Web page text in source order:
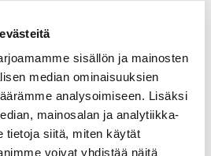
sisällön ja mainosten
median ominaisuuksien
analysoimiseen. Lisäksi
mainosalan ja analytiikka-
tietoja siitä, miten käytät
voivat yhdistää näitä
sovelletaan 3
Liiketoimintasiirron verovapaus
silloin, kun siirto tapahtuu jo
ja ilman erillistä
joustavoittaa
Ensi vuodesta alkaen